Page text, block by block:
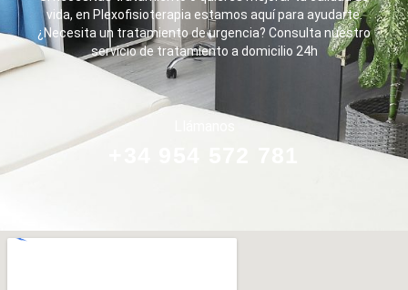
vida, en Plexofisioterapia estamos aquí para ayudarte.
¿Necesita un tratamiento de urgencia? Consulta nuestro
servicio de tratamiento a domicilio 24h